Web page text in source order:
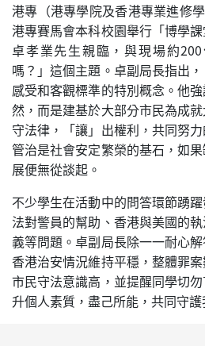
港專（港專學院及香港專業進修
港專賽馬會本科校園舉行「博學
卓孝業先生親臨，與現場約
嗎？」這個主題。卓副局長指出
感受和客觀標準的特別概念。他
然，而是建基於大部分市民為成
守法律，「讓」出權利，共同努
管治是社會安定繁榮的基石，如
展便無從談起。
不少學生在活動中的問答環節踴
法對警員的幫助、香港與美國的
義等問題。卓副局長除一一耐心
香港治安情況維持平穩，整體罪
市民守法意識高，並提醒同學切
升個人素質，盡己所能，共同守護